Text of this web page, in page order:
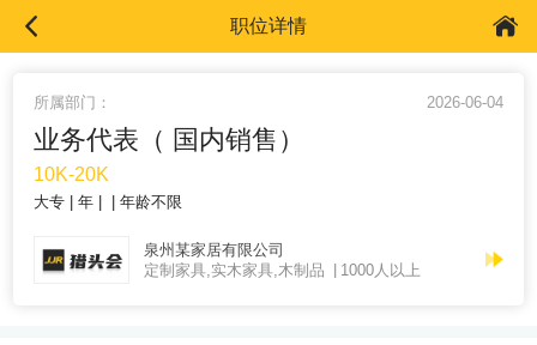
职位详情
所属部门： 2026-06-04
业务代表（ 国内销售）
10K-20K
大专 年 年龄不限
泉州某家居有限公司
定制家具,实木家具,木制品
1000人以上